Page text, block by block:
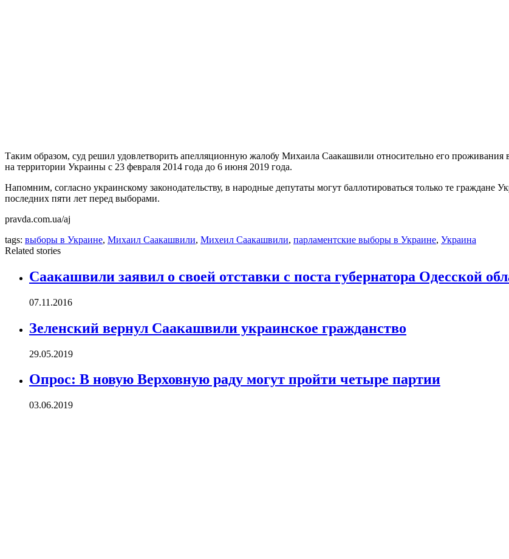
Таким образом, суд решил удовлетворить апелляционную жалобу Михаила Саакашвили относительно его проживания
на территории Украины с 23 февраля 2014 года до 6 июня 2019 года.
Напомним, согласно украинскому законодательству, в народные депутаты могут баллотироваться только те
последних пяти лет перед выборами.
pravda.com.ua/aj
tags: выборы в Украине, Михаил Саакашвили, Михеил Саакашвили, парламентские выборы в Украине, Украина
Related stories
Саакашвили заявил о своей отставки с поста губернатора Одесской
07.11.2016
Зеленский вернул Саакашвили украинское гражданство
29.05.2019
Опрос: В новую Верховную раду могут пройти четыре партии
03.06.2019